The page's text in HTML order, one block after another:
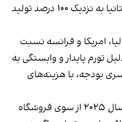
اوکراین باعث شد بدهی عمومی بریتانیا به نزدیک ۱۰۰ درصد تولید
امریکا و فرانسه نسبت
تورم پایدار و وابستگی به
بودجه، با هزینه‌های
بر اساس داده‌های منتشرشده در سال ۲۰۲۵ از سوی فروشگاه